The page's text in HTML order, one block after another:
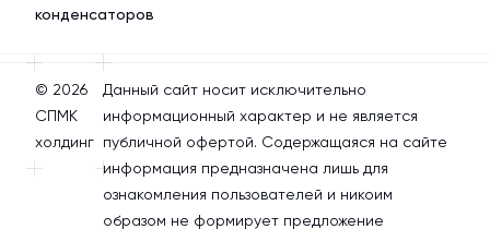
конденсаторов
© 2026
СПМК
холдинг
Данный сайт носит исключительно
информационный характер и не является
публичной офертой. Содержащаяся на сайте
информация предназначена лишь для
ознакомления пользователей и никоим
образом не формирует предложение